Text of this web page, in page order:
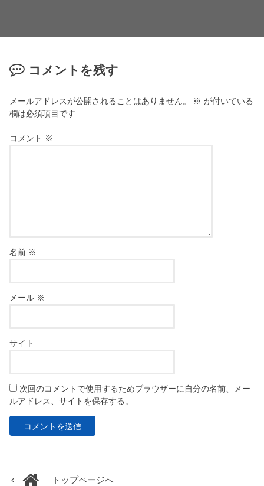
コメントを残す
メールアドレスが公開されることはありません。 ※ が付いている
欄は必須項目です
コメント ※
名前 ※
メール ※
サイト
次回のコメントで使用するためブラウザーに自分の名前、メー
ルアドレス、サイトを保存する。
トップページへ